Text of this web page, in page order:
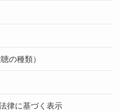
の種類）
律に基づく表示